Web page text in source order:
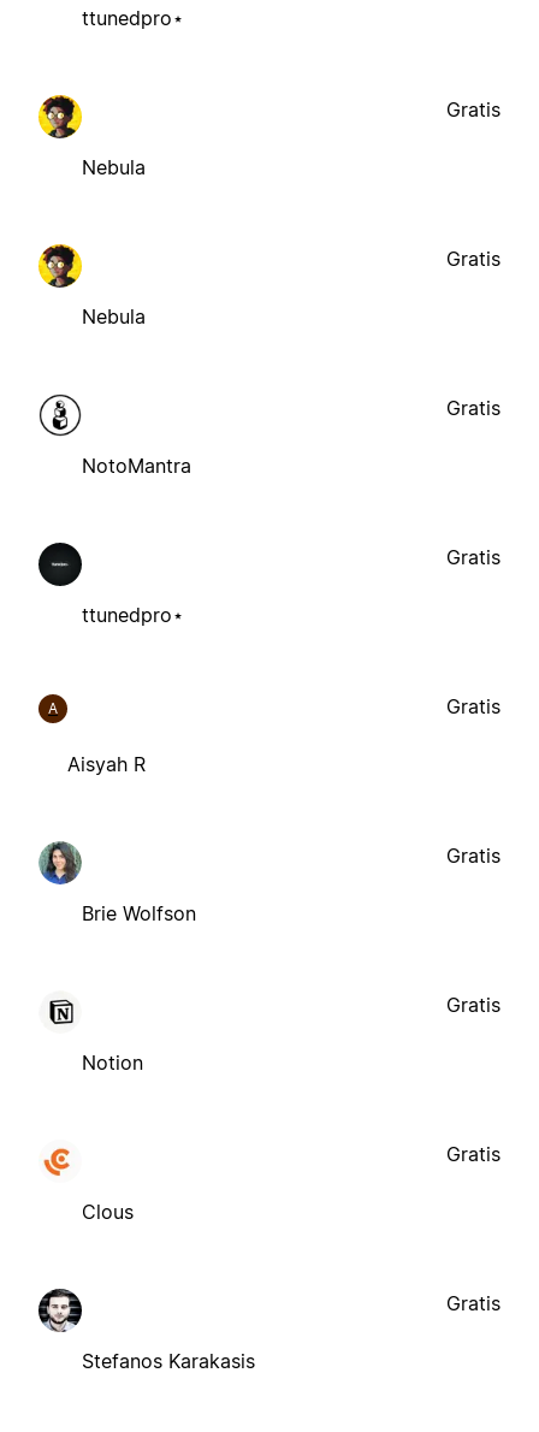
ttunedpro⋆
Nebula
Gratis
Nebula
Gratis
NotoMantra
Gratis
ttunedpro⋆
Gratis
A
Aisyah R
Gratis
Brie Wolfson
Gratis
Notion
Gratis
Clous
Gratis
Stefanos Karakasis
Gratis